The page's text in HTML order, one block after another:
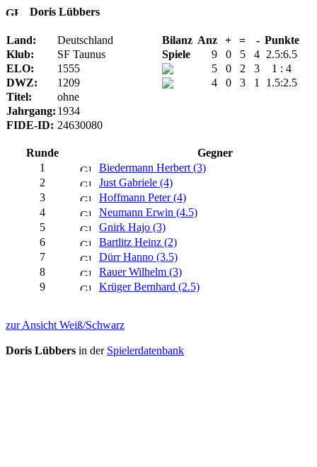
Doris Lübbers
Land: Deutschland Bilanz Anz + = - Punkte
Klub:
SF Taunus Spiele 9 0 5 4 2.5:6.5
ELO:
1555 5 0 2 3
1 : 4
DWZ:
1209 4 0 3 1
1.5:2.5
Titel:
ohne
Jahrgang: 1934
FIDE-ID: 24630080
Runde
Gegner
1
Biedermann Herbert (3)
2
Just Gabriele (4)
3
Hoffmann Peter (4)
4
Neumann Erwin (4.5)
5
Gnirk Hajo (3)
6
Bartlitz Heinz (2)
7
Dürr Hanno (3.5)
8
Rauer Wilhelm (3)
9
Krüger Bernhard (2.5)
zur Ansicht Weiß/Schwarz
Doris Lübbers in der Spielerdatenbank